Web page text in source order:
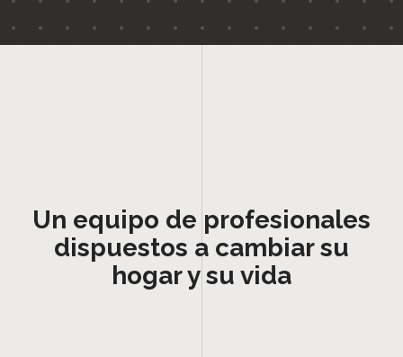
Un equipo de profesionales
dispuestos a cambiar su
hogar y su vida